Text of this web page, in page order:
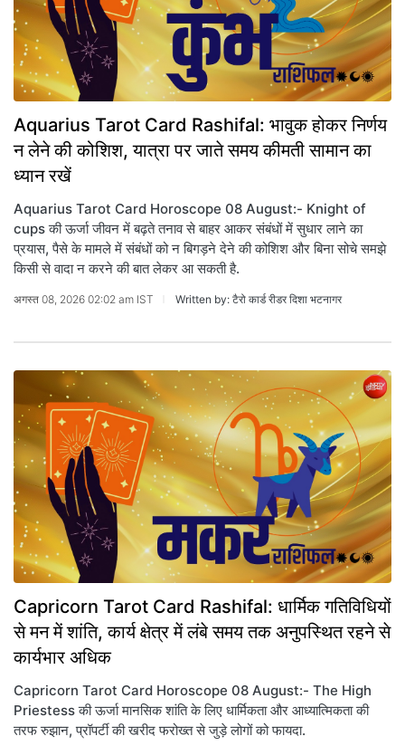
Aquarius Tarot Card Rashifal: भावुक होकर निर्णय
न लेने की कोशिश, यात्रा पर जाते समय कीमती सामान का
ध्यान रखें
Aquarius Tarot Card Horoscope 08 August:- Knight of
cups की ऊर्जा जीवन में बढ़ते तनाव से बाहर आकर संबंधों में सुधार लाने का
प्रयास, पैसे के मामले में संबंधों को न बिगड़ने देने की कोशिश और बिना सोचे समझे
किसी से वादा न करने की बात लेकर आ सकती है.
अगस्त 08, 2026 02:02 am IST Written by: टैरो कार्ड रीडर दिशा भटनागर
Capricorn Tarot Card Rashifal: धार्मिक गतिविधियों
से मन में शांति, कार्य क्षेत्र में लंबे समय तक अनुपस्थित रहने से
कार्यभार अधिक
Capricorn Tarot Card Horoscope 08 August:- The High
Priestess की ऊर्जा मानसिक शांति के लिए धार्मिकता और आध्यात्मिकता की
तरफ रुझान, प्रॉपर्टी की खरीद फरोख्त से जुड़े लोगों को फायदा.